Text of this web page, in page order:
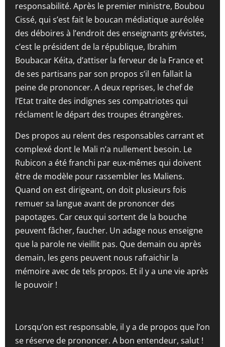
responsabilité. Après le premier ministre, Boubou
Cissé, qui s’est fait le boucan médiatique auréolée
des déboires à l’endroit des enseignants grévistes,
c’est le président de la république, Ibrahim
Boubacar Kéita, d’attiser la ferveur de la France et
de ses partisans par son propos s’il en fallait la
peine de prononcer. A deux reprises, le chef de
l’Etat traite des indignes ses compatriotes qui
réclament le départ des troupes étrangères.
Des propos au relent des responsables carrant et
complexé dont le Mali n’a nullement besoin. Le
Rubicon a été franchi par eux-mêmes qui doivent
être de modèle pour rassembler les Maliens.
Quand on est dirigeant, on doit plusieurs fois
remuer sa langue avant de prononcer des
papotages. Car ceux qui sortent de la bouche
peuvent fâcher, faucher. Un adage nous enseigne
que la parole ne vieillit pas. Que demain ou après
demain, les gens peuvent nous rafraichir la
mémoire avec de tels propos. Et il y a une vie après
le pouvoir !
Lorsqu’on est responsable, il y a de propos que l’on
se réserve de prononcer. A bon entendeur, salut !